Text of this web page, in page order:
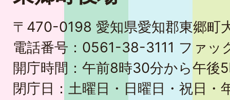
〒470-0198 愛知県愛知郡東郷町
電話番号：0561-38-3111 ファ
開庁時間：午前8時30分から午後
閉庁日：土曜日・日曜日・祝日・